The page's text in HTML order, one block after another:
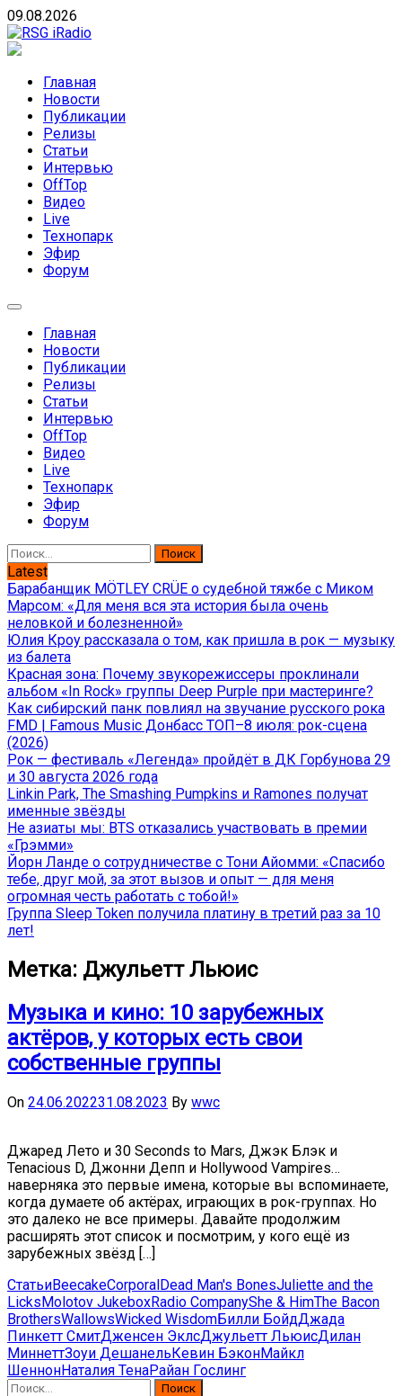
Skip
to
content
09.08.2026
направлений без возрастных ограничений
Главная
Новости
Публикации
Релизы
Статьи
Интервью
OffTop
Видео
Live
Технопарк
Эфир
Форум
Главная
Новости
Публикации
Релизы
Статьи
Интервью
OffTop
Видео
Live
Технопарк
Эфир
Форум
Найти:
Latest
Барабанщик MÖTLEY CRÜE о судебной тяжбе с Миком
Марсом: «Для меня вся эта история была очень
неловкой и болезненной»
Юлия Кроу рассказала о том, как пришла в рок — музыку
из балета
Красная зона: Почему звукорежиссеры проклинали
альбом «In Rock» группы Deep Purple при мастеринге?
Как сибирский панк повлиял на звучание русского рока
FMD | Famous Music Донбасс ТОП–8 июля: рок-сцена
(2026)
Рок — фестиваль «Легенда» пройдёт в ДК Горбунова 29
и 30 августа 2026 года
Linkin Park, The Smashing Pumpkins и Ramones получат
именные звёзды
Не азиаты мы: BTS отказались участвовать в премии
«Грэмми»
Йорн Ланде о сотрудничестве с Тони Айомми: «Спасибо
тебе, друг мой, за этот вызов и опыт — для меня
огромная честь работать с тобой!»
Группа Sleep Token получила платину в третий раз за 10
лет!
Метка: Джульетт Льюис
Музыка и кино: 10 зарубежных
актёров, у которых есть свои
собственные группы
On 24.06.202231.08.2023 By wwc
Джаред Лето и 30 Seconds to Mars, Джэк Блэк и
Tenacious D, Джонни Депп и Hollywood Vampires…
наверняка это первые имена, которые вы вспоминаете,
когда думаете об актёрах, играющих в рок-группах. Но
это далеко не все примеры. Давайте продолжим
расширять этот список и посмотрим, у кого ещё из
зарубежных звёзд […]
СтатьиBeecakeCorporalDead Man's BonesJuliette and the
LicksMolotov JukeboxRadio CompanyShe & HimThe Bacon
BrothersWallowsWicked WisdomБилли БойдДжада
Пинкетт СмитДженсен ЭклсДжульетт ЛьюисДилан
МиннеттЗоуи ДешанельКевин БэконМайкл
ШеннонНаталия ТенаРайан Гослинг
Найти: